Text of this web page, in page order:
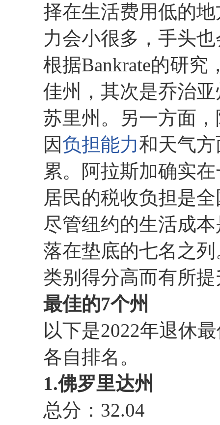
择在生活费用低的
力会小很多，手头
根据Bankrate的研究
佳州，其次是乔治
苏里州。另一方面
因负担能力和天气
累。阿拉斯加确实
居民的税收负担是
尽管纽约的生活成
落在垫底的七名之
类别得分高而有所
最佳的7个州
以下是2022年退休
各自排名。
1.佛罗里达州
总分：32.04